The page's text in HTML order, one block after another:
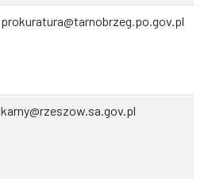
prokuratura@tarnobrzeg.po.gov.pl
karny@rzeszow.sa.gov.pl